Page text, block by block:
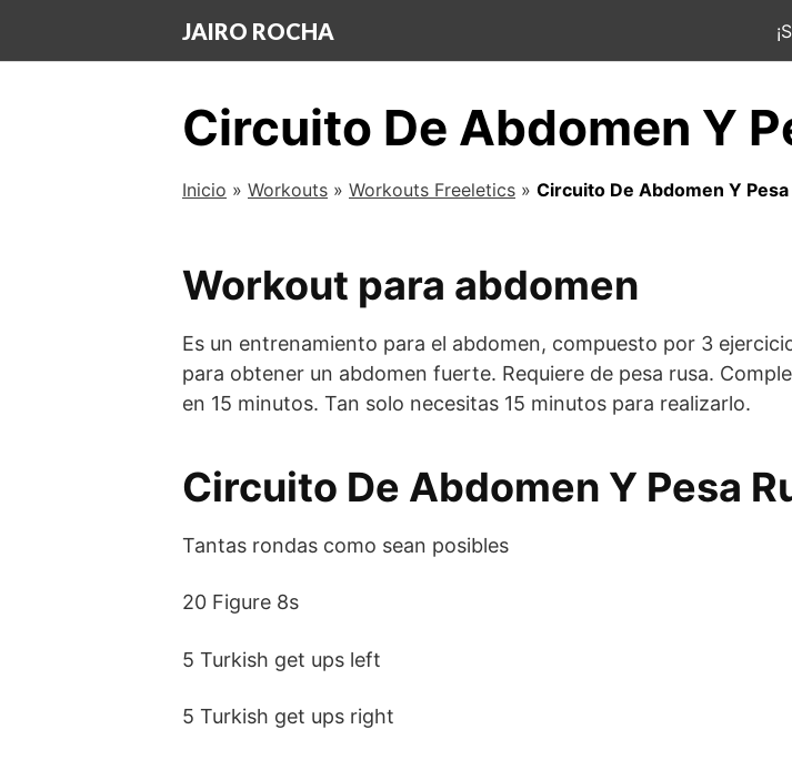
contenido
JAIRO ROCHA
Circuito De Abdomen Y
Inicio » Workouts » Workouts Freeletics » Circuito De Abdomen Y Pesa
Workout para abdomen
Es un entrenamiento para el abdomen, compuesto por 3
para obtener un abdomen fuerte. Requiere de pesa rusa.
en 15 minutos. Tan solo necesitas 15 minutos para realizarlo.
Circuito De Abdomen Y Pesa
Tantas rondas como sean posibles
20 Figure 8s
5 Turkish get ups left
5 Turkish get ups right